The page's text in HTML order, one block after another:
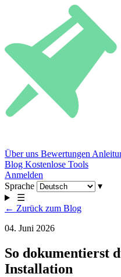
Über uns Bewertungen
Blog Kostenlose Tools
Anmelden
Sprache
▾
☰
← Zurück zum Blog
04. Juni 2026
So dokumentierst
Installation